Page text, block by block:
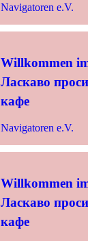
Navigatoren e.V.
Willkommen
Ласкаво
кафе
Navigatoren e.V.
Willkommen
Ласкаво
кафе